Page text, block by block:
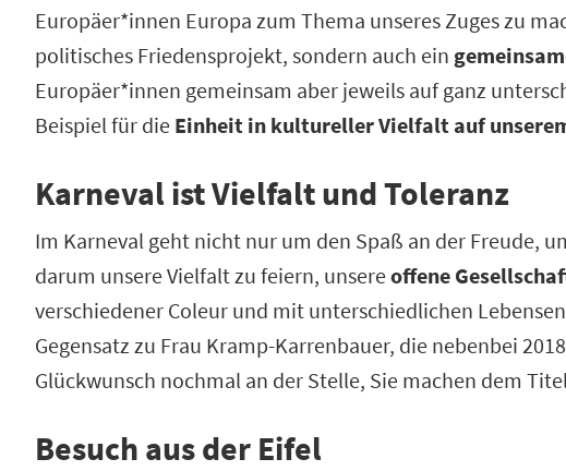
Europäer*innen Europa zum Thema unseres Zuges zu
politisches Friedensprojekt, sondern auch ein
Europäer*innen gemeinsam aber jeweils auf ganz
Beispiel für die Einheit in kultureller Vielfalt auf
Karneval ist Vielfalt und Toleranz
Im Karneval geht nicht nur um den Spaß an der Freude,
darum unsere Vielfalt zu feiern, unsereoffene
verschiedener Coleur und mit unterschiedlichen
Gegensatz zu Frau Kramp-Karrenbauer, die nebenbei
Glückwunsch nochmal an der Stelle, Sie machen dem
Besuch aus der Eifel